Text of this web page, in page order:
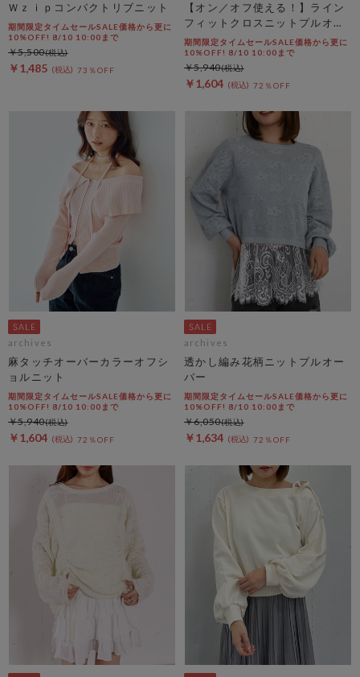
Ｗｚｉｐコンパクトリブニット
期間限定タイムセールSALE価格から更に
10%OFF! 8/10 10:00まで
￥1,485 73％OFF
￥5,500
【オン／オフ使える！】ライン
フィットクロスニットプルオー
バー
期間限定タイムセールSALE価格から更に
10%OFF! 8/10 10:00まで
￥1,604 72％OFF
￥5,940
archives
麻タッチオーバーカラーオフシ
ョルニット
期間限定タイムセールSALE価格から更に
10%OFF! 8/10 10:00まで
￥1,604 72％OFF
￥5,940
archives
透かし編み花柄ニットプルオー
バー
期間限定タイムセールSALE価格から更に
10%OFF! 8/10 10:00まで
￥1,634 72％OFF
￥6,050